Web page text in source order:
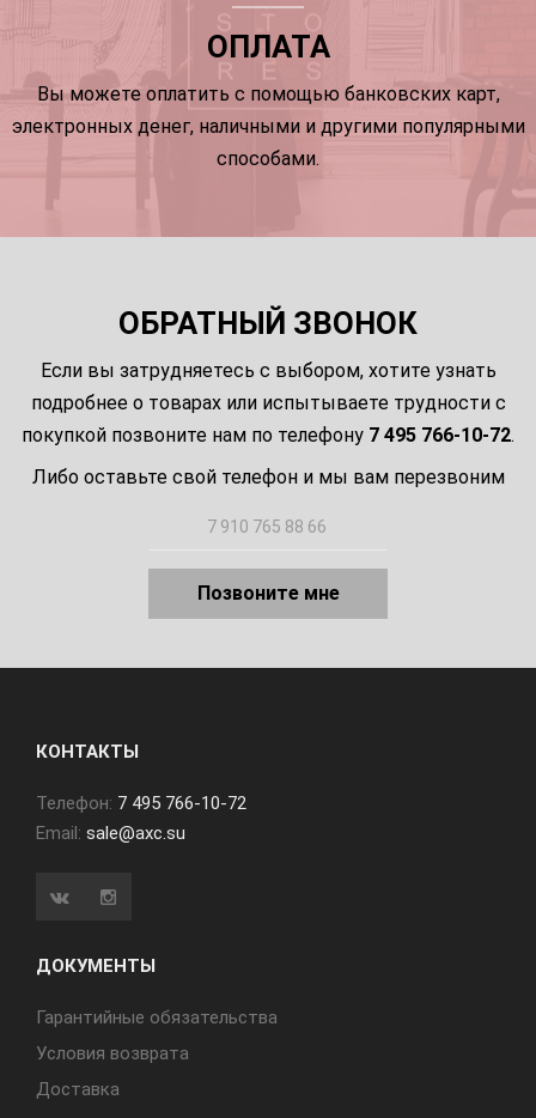
ОПЛАТА
Вы можете оплатить с помощью банковских карт,
электронных денег, наличными и другими популярными
способами.
ОБРАТНЫЙ ЗВОНОК
Если вы затрудняетесь с выбором, хотите узнать
подробнее о товарах или испытываете трудности с
покупкой позвоните нам по телефону 7 495 766-10-72.
Либо оставьте свой телефон и мы вам перезвоним
Позвоните мне
КОНТАКТЫ
Телефон: 7 495 766-10-72
Email: sale@axc.su
ДОКУМЕНТЫ
Гарантийные обязательства
Условия возврата
Доставка